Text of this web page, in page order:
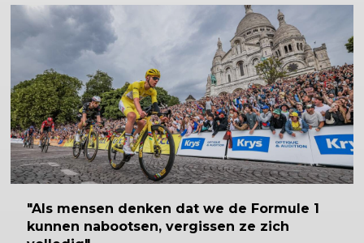
"Als mensen denken dat we de Formule 1
kunnen nabootsen, vergissen ze zich